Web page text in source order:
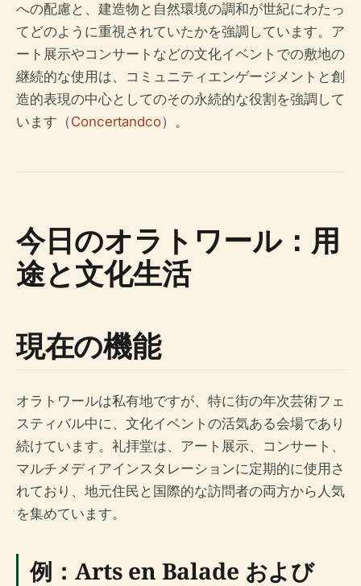
への配慮と、建造物と自然環境の調和が世紀にわたっ
てどのように重視されていたかを強調しています。ア
ート展示やコンサートなどの文化イベントでの敷地の
継続的な使用は、コミュニティエンゲージメントと創
造的表現の中心としてのその永続的な役割を強調して
います（Concertandco）。
今日のオラトワール：用
途と文化生活
現在の機能
オラトワールは私有地ですが、特に街の年次芸術フェ
スティバル中に、文化イベントの活気ある会場であり
続けています。礼拝堂は、アート展示、コンサート、
マルチメディアインスタレーションに定期的に使用さ
れており、地元住民と国際的な訪問者の両方から人気
を集めています。
例：Arts en Balade および